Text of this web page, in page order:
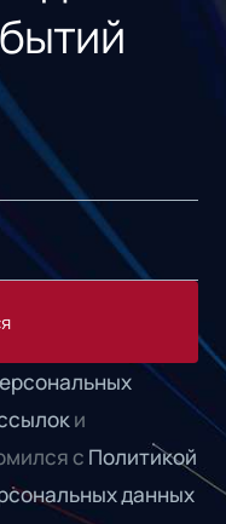
и
с Политикой
данных